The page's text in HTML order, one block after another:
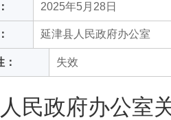
2025年5月28日
延津县人民政府办公室
： 失效
民政府办公室